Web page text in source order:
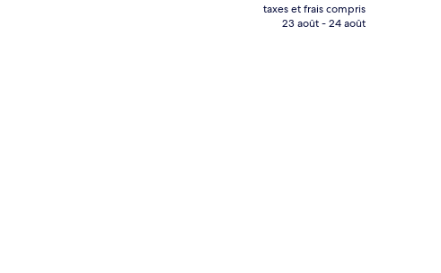
prix
actuel
taxes et frais compris
23 août - 24 août